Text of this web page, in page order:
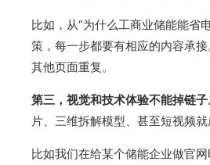
比如，从“为什么工商业储能能省
策，每一步都要有相应的内容承
其他页面重复。
第三，视觉和技术体验不能掉链子
片、三维拆解模型、甚至短视频就
比如我们在给某个储能企业做官